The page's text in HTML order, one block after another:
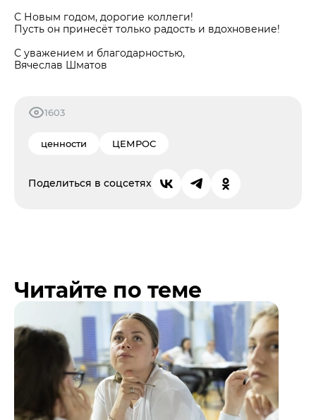
С Новым годом, дорогие коллеги!
Пусть он принесёт только радость и вдохновение!
С уважением и благодарностью,
Вячеслав Шматов
1603
ценности ЦЕМРОС
Поделиться в соцсетях
Читайте по теме